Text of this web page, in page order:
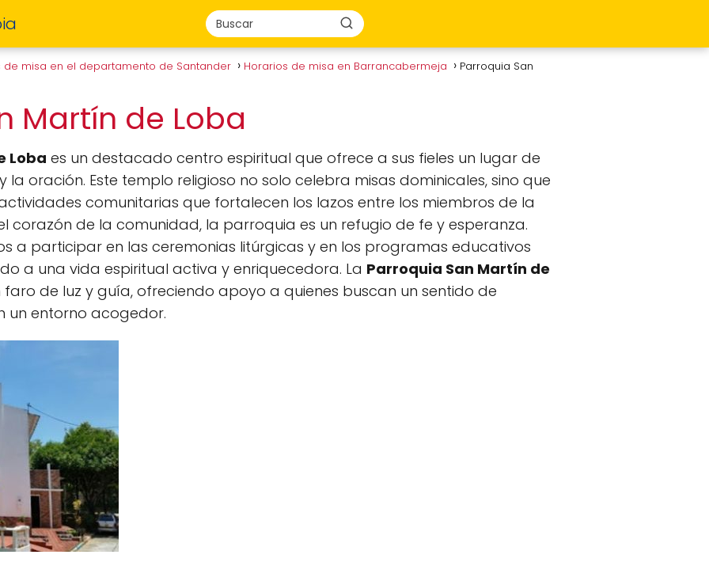
de misa en el departamento de Santander Horarios de misa en Barrancabermeja
Parroquia San
Martín de Loba
Loba es un destacado centro espiritual que ofrece a sus fieles un lugar de
oración. Este templo religioso no solo celebra misas dominicales, sino que
comunitarias que fortalecen los lazos entre los miembros de la
corazón de la comunidad, la parroquia es un refugio de fe y esperanza.
a participar en las ceremonias litúrgicas y en los programas educativos
a una vida espiritual activa y enriquecedora. La Parroquia San Martín de
faro de luz y guía, ofreciendo apoyo a quienes buscan un sentido de
un entorno acogedor.